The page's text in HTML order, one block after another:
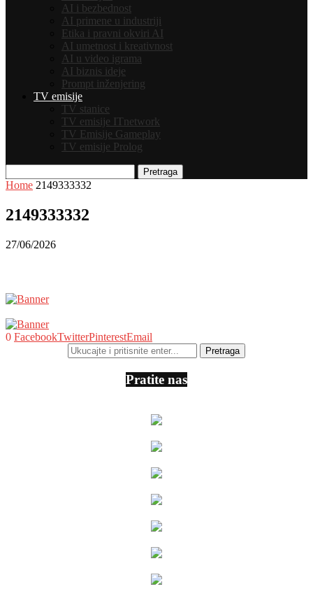
AI i bezbednost
AI primene u industriji
Etika i pravni okviri AI
AI umetnost i kreativnost
AI u video igrama
AI biznis ideje
Prompt inženjering
TV emisije
TV stanice
TV emisije ITnetwork
TV Emisije Gameplay
TV emisije Prolog
Pretraga
Home 2149333332
2149333332
27/06/2026
0 FacebookTwitterPinterestEmail
Pratite nas